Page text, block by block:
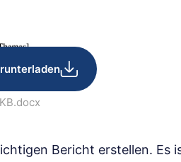
.docx
Bericht erstellen. Es